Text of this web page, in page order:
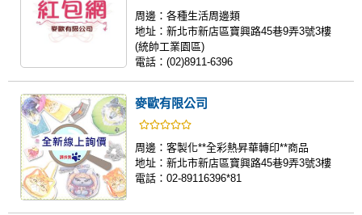
周邊： 各種生活周邊類
地址： 新北市新店區寶興路45巷9弄3號3樓
(統帥工業園區)
電話： (02)8911-6396
麥歐有限公司
周邊： 客製化**全彩熱昇華轉印**商品
地址： 新北市新店區寶興路45巷9弄3號3樓
電話： 02-89116396*81